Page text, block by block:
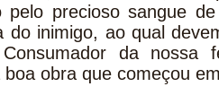
pelo precioso sangue
do inimigo, ao qual
da nossa
obra que começou